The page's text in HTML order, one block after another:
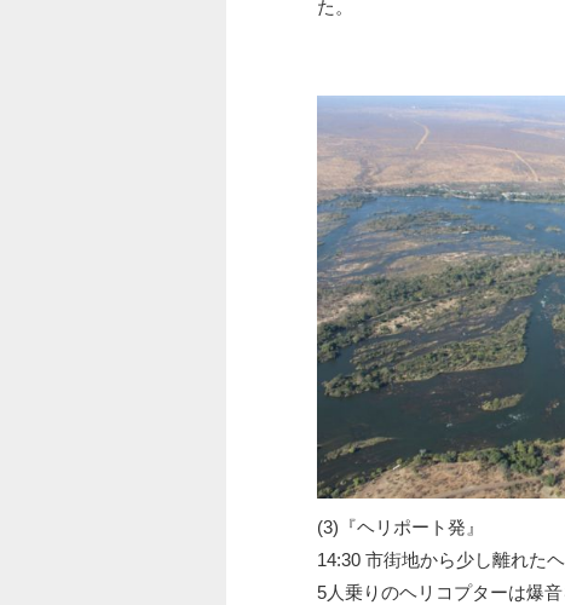
た。
(3)『ヘリポート発』
14:30 市街地から少し離れた
5人乗りのヘリコプターは爆